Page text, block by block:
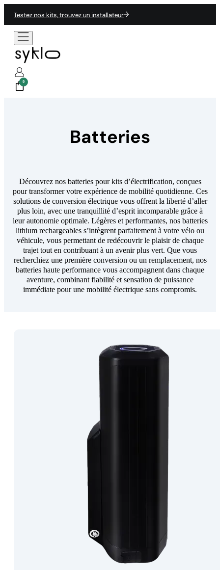
Testez nos kits, trouvez un installateur
0
Batteries
Découvrez nos batteries pour kits d’électrification, conçues
pour transformer votre expérience de mobilité quotidienne. Ces
solutions de conversion électrique vous offrent la liberté d’aller
plus loin, avec une tranquillité d’esprit incomparable grâce à
leur autonomie optimale. Légères et performantes, nos batteries
lithium rechargeables s’intègrent parfaitement à votre vélo ou
véhicule, vous permettant de redécouvrir le plaisir de chaque
trajet tout en contribuant à un avenir plus vert. Que vous
recherchiez une première conversion ou un remplacement, nos
batteries haute performance vous accompagnent dans chaque
aventure, combinant fiabilité et sensation de puissance
immédiate pour une mobilité électrique sans compromis.